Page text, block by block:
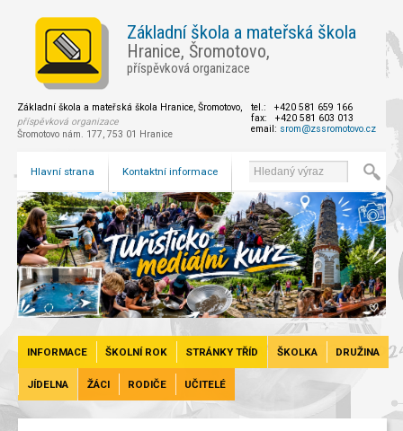
Základní škola a mateřská škola
Hranice, Šromotovo,
příspěvková organizace
Základní škola a mateřská škola Hranice, Šromotovo,
příspěvková organizace
Šromotovo nám. 177, 753 01 Hranice
tel.: +420 581 659 166
fax: +420 581 603 013
email: srom@zssromotovo.cz
Hlavní strana Kontaktní informace
INFORMACE ŠKOLNÍ ROK STRÁNKY TŘÍD ŠKOLKA DRUŽINA
JÍDELNA ŽÁCI RODIČE UČITELÉ